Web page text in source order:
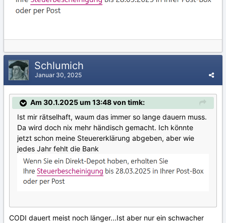
Schlumich
Januar 30, 2025
Am 30.1.2025 um 13:48 von timk:
Ist mir rätselhaft, waum das immer so lange dauern muss.
Da wird doch nix mehr händisch gemacht. Ich könnte
jetzt schon meine Steuererklärung abgeben, aber wie
jedes Jahr fehlt die Bank
CODI dauert meist noch länger...Ist aber nur ein schwacher